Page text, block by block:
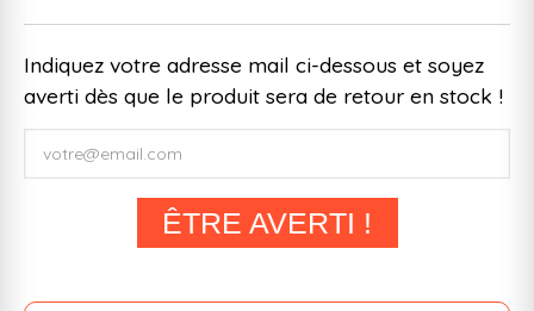
Indiquez votre adresse mail ci-dessous et soyez
averti dès que le produit sera de retour en stock !
ÊTRE AVERTI !